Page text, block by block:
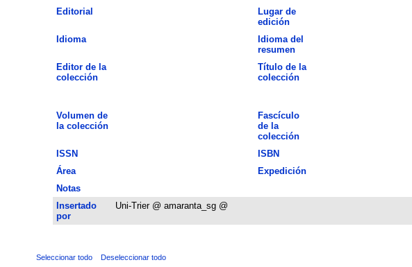
Editorial
Lugar de
edición
Idioma
Idioma del
resumen
Editor de la
colección
Título de la
colección
Volumen de
la colección
Fascículo
de la
colección
ISSN ISBN
Área
Expedición
Notas
Insertado
por
Uni-Trier @ amaranta_sg @
Seleccionar todo Deseleccionar todo